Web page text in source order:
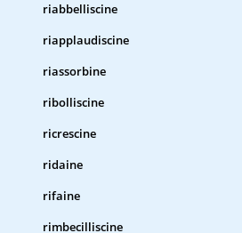
riabbelliscine
riapplaudiscine
riassorbine
ribolliscine
ricrescine
ridaine
rifaine
rimbecilliscine